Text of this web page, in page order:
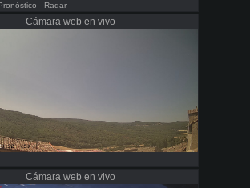
- Radar
Cámara web en vivo
Cámara web en vivo